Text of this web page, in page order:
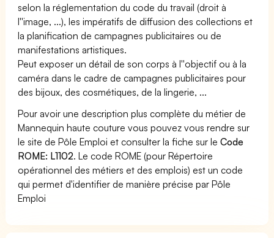
selon la réglementation du code du travail (droit à
l''image, ...), les impératifs de diffusion des collections et
la planification de campagnes publicitaires ou de
manifestations artistiques.
Peut exposer un détail de son corps à l''objectif ou à la
caméra dans le cadre de campagnes publicitaires pour
des bijoux, des cosmétiques, de la lingerie, ...
Pour avoir une description plus complète du métier de
Mannequin haute couture vous pouvez vous rendre sur
le site de Pôle Emploi et consulter la fiche sur leCode
ROME: L1102. Le code ROME (pour Répertoire
opérationnel des métiers et des emplois) est un code
qui permet d'identifier de manière précise par Pôle
Emploi